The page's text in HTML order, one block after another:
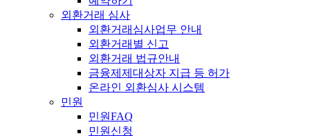
외환거래 심사
외환거래심사업무 안내
외환거래별 신고
외환거래 법규안내
금융제제대상자 지급 등 허가
온라인 외환심사 시스템
민원
민원FAQ
민원신청